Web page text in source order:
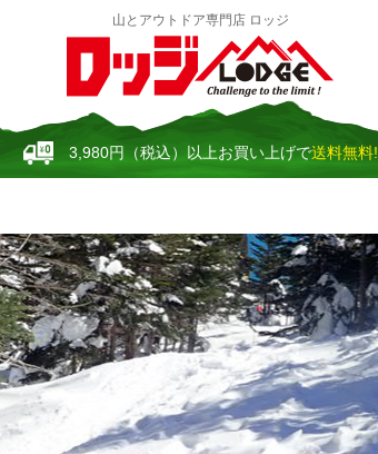
山とアウトドア専門店 ロッジ
3,980円（税込）以上お買い上げで送料無料!